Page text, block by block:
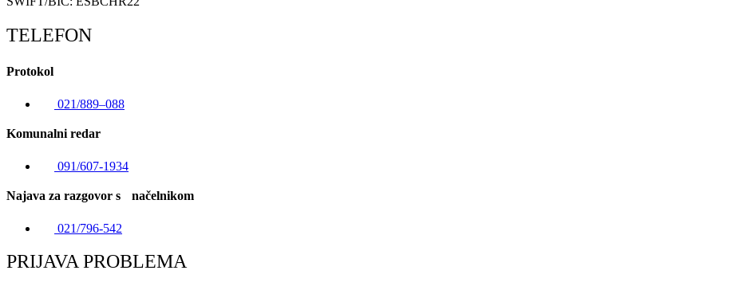
TELEFON
Protokol
021/889–088
Komunalni redar
091/607-1934
Najava za razgovor s načelnikom
021/796-542
PRIJAVA PROBLEMA